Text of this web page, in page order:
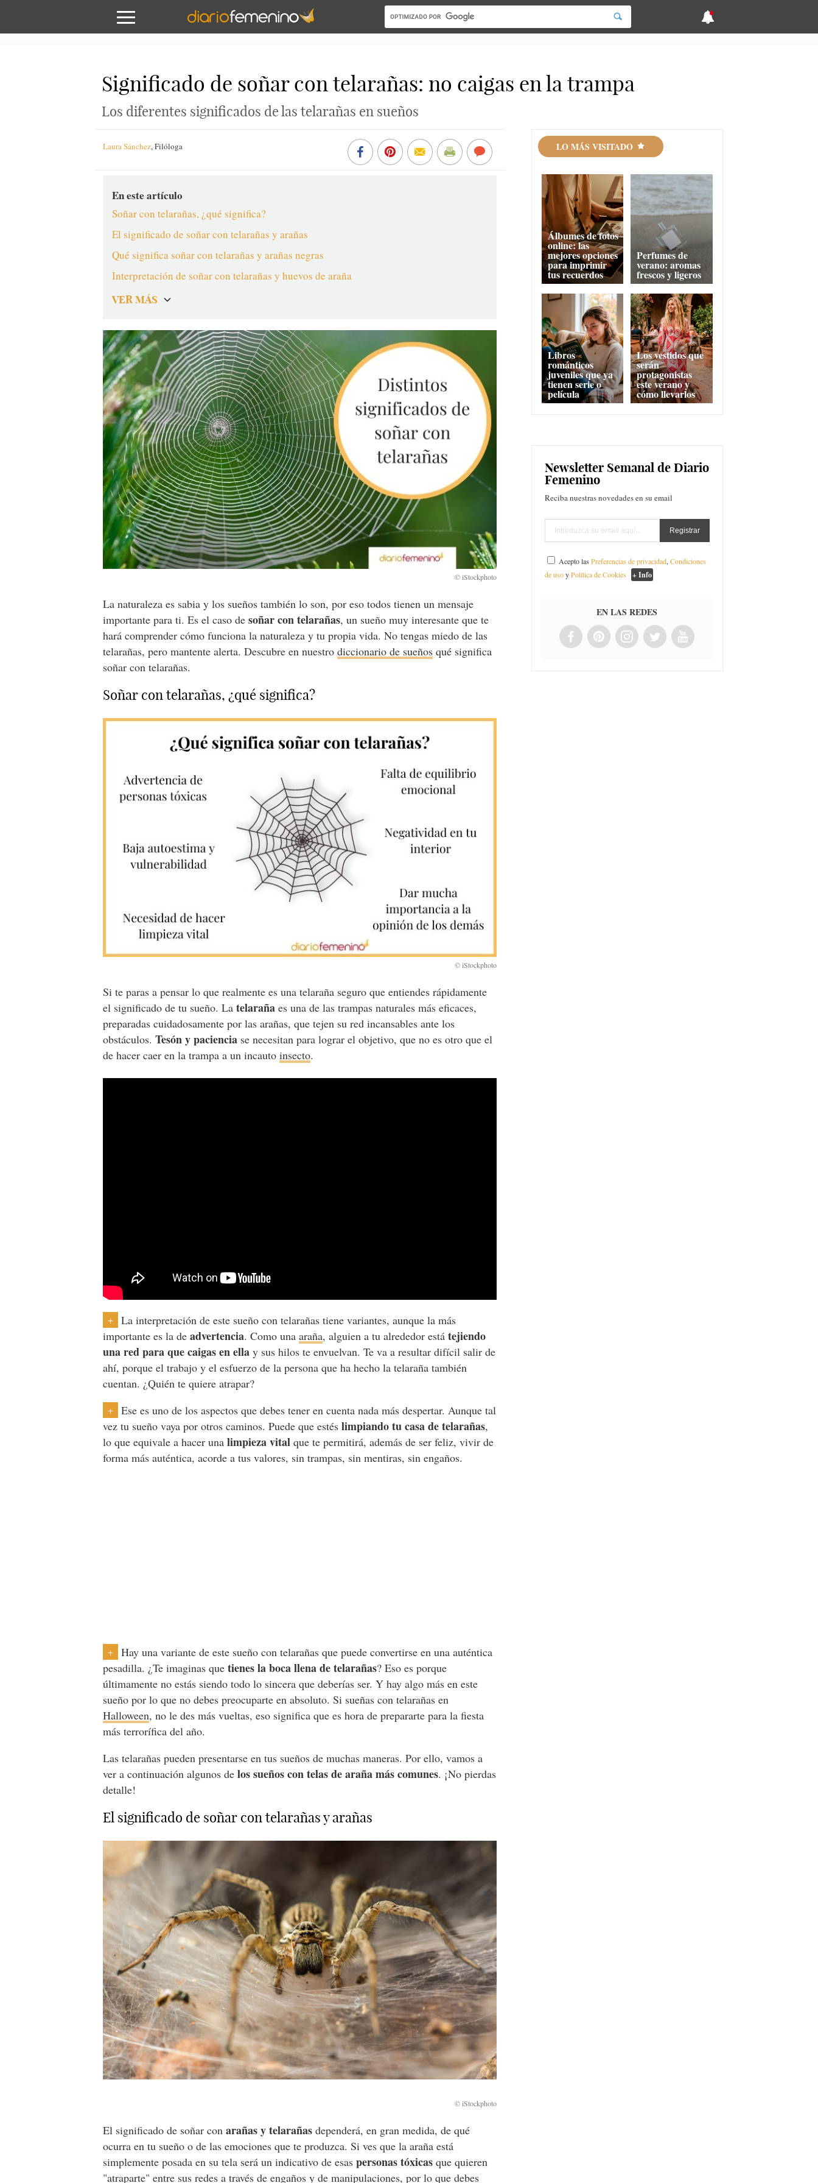
Significado de soñar con telarañas: no caigas en la trampa
Los diferentes significados de las telarañas en sueños
Laura Sánchez,Filóloga
En este artículo
Soñar con telarañas, ¿qué significa?
El significado de soñar con telarañas y arañas
Qué significa soñar con telarañas y arañas negras
Interpretación de soñar con telarañas y huevos de araña
La naturaleza es sabia y los sueños también lo son, por eso todos tienen un mensaje
importante para ti. Es el caso desoñar con telarañas, un sueño muy interesante que te
hará comprender cómo funciona la naturaleza y tu propia vida. No tengas miedo de las
telarañas, pero mantente alerta. Descubre en nuestrodiccionario de sueños qué significa
soñar con telarañas.
Soñar con telarañas, ¿qué significa?
Si te paras a pensar lo que realmente es una telaraña seguro que entiendes rápidamente
el significado de tu sueño. Latelaraña es una de las trampas naturales más eficaces,
preparadas cuidadosamente por las arañas, que tejen su red incansables ante los
obstáculos.Tesón y paciencia se necesitan para lograr el objetivo, que no es otro que el
de hacer caer en la trampa a un incautoinsecto.
+
La interpretación de este sueño con telarañas tiene variantes, aunque la más
importante es la deadvertencia. Como unaaraña, alguien a tu alrededor estátejiendo
una red para que caigas en ella y sus hilos te envuelvan. Te va a resultar difícil salir de
ahí, porque el trabajo y el esfuerzo de la persona que ha hecho la telaraña también
cuentan. ¿Quién te quiere atrapar?
+
Ese es uno de los aspectos que debes tener en cuenta nada más despertar. Aunque tal
vez tu sueño vaya por otros caminos. Puede que estéslimpiando tu casa de telarañas,
lo que equivale a hacer unalimpieza vital que te permitirá, además de ser feliz, vivir de
forma más auténtica, acorde a tus valores, sin trampas, sin mentiras, sin engaños.
+
Hay una variante de este sueño con telarañas que puede convertirse en una auténtica
pesadilla. ¿Te imaginas quetienes la boca llena de telarañas? Eso es porque
últimamente no estás siendo todo lo sincera que deberías ser. Y hay algo más en este
sueño por lo que no debes preocuparte en absoluto. Si sueñas con telarañas en
Halloween, no le des más vueltas, eso significa que es hora de prepararte para la fiesta
más terrorífica del año.
Las telarañas pueden presentarse en tus sueños de muchas maneras. Por ello, vamos a
ver a continuación algunos de los sueños con telas de araña más comunes. ¡No pierdas
detalle!
El significado de soñar con telarañas y arañas
El significado de soñar conarañas y telarañas dependerá, en gran medida, de qué
ocurra en tu sueño o de las emociones que te produzca. Si ves que la araña está
simplemente posada en su tela será un indicativo de esaspersonas tóxicas que quieren
"atraparte" entre sus redes a través de engaños y de manipulaciones, por lo que debes
LO MÁS VISITADO
Álbumes de fotos
online: las
mejores opciones
para imprimir
tus recuerdos
Perfumes de
verano: aromas
frescos y ligeros
Libros
románticos
juveniles que ya
tienen serie o
película
Los vestidos que
serán
protagonistas
este verano y
cómo llevarlos
Newsletter Semanal de Diario
Femenino
Reciba nuestras novedades en su email
Acepto lasPreferencias de privacidad,Condiciones
de usoyPolítica de Cookies + Info
EN LAS REDES